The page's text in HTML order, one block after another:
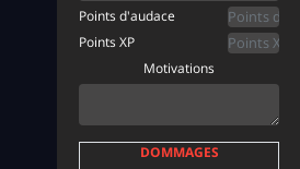
Points d'audace
Points XP
Motivations
DOMMAGES